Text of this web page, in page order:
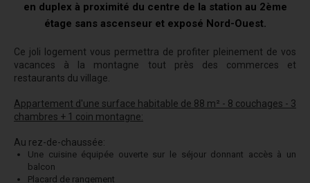
en duplex à proximité du centre de la station au 2ème
étage sans ascenseur et exposé Nord-Ouest.
Ce joli logement vous permettra de profiter pleinement de vos
vacances à la montagne tout près des commerces et
restaurants du village.
Appartement d'une surface habitable de 88 m² - 8 couchages - 3
chambres + 1 coin montagne:
Au rez-de-chaussée:
Une cuisine équipée ouverte sur le séjour donnant accès à un
balcon
Placard de rangement